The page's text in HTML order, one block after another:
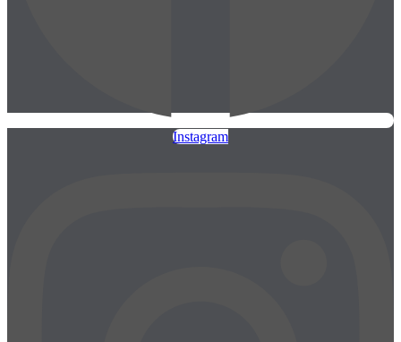
Instagram